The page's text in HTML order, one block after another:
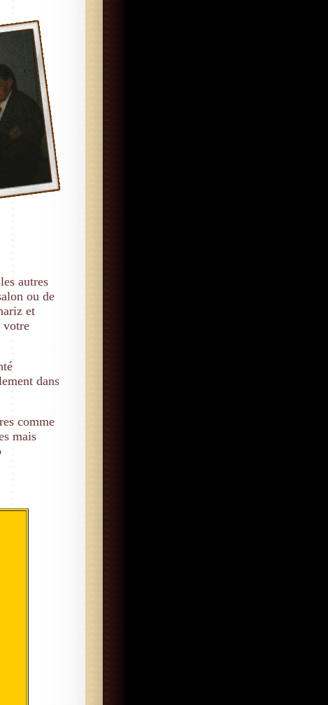
autres
ou de
et
votre
dans
comme
mais